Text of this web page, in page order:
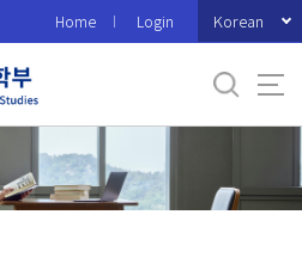
Home Login Korean